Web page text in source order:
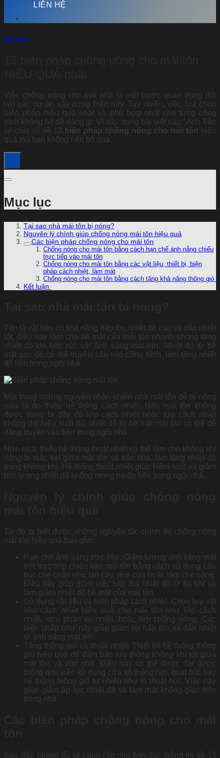
LIÊN HỆ
Kiến Thức
Việc chống nóng cho mái nhà là một bước quan trọng đối
với các dự án xây dựng hiện nay. Tuy nhiên, việc lựa chọn
biện pháp hiệu quả nhất và phù hợp nhất cho từng công
trình không hề dễ dàng gì. Vì vậy, trong bài viết này, Vĩnh Tân
sẽ chia sẻ về 13
biện pháp chống nóng cho mái tôn
hiệu
quả mà bạn không nên bỏ qua.
Mục lục
Tại sao nhà mái tôn bị nóng?
Nguyên lý chính giúp chống nóng mái tôn hiệu quả
Các biện pháp chống nóng cho mái tôn
Chống nóng cho mái tôn bằng cách hạn chế ánh nắng chiếu
trực tiếp vào mái tôn
Chống nóng cho mái tôn bằng các vật liệu, thiết bị, biện
pháp cách nhiệt, làm mát
Chống nóng cho mái tôn bằng cách tăng khả năng thông gió
Kết luận
Tôn là vật liệu có khả năng hấp thụ nhiệt độ cao và dẫn nhiệt
tốt, điều này làm cho bề mặt của mái tôn nhanh chóng tăng
nhiệt độ khi tiếp xúc với ánh sáng mặt trời. Nhiệt độ từ bề
mặt sau đó có thể truyền sâu vào công trình, làm tăng nhiệt
độ bên trong ngôi nhà.
Một trong những nguyên nhân khiến nhà mái tôn dễ bị nóng
nữa là do thiếu hệ thống cách nhiệt. Nếu mái tôn không
được trang bị đầy đủ lớp cách nhiệt hoặc lớp cách nhiệt
không đạt hiệu suất đủ, nhiệt độ từ bề mặt mái tôn có thể dễ
dàng truyền vào bên trong ngôi nhà.
Hơn nữa, thiếu hệ thống thoát nhiệt có thể làm cho không khí
nóng bị mắc kẹt giữa mái tôn và trần nhà, làm tăng nhiệt độ
trong không khí. Hệ thống thoát nhiệt giúp kiểm soát và giảm
bớt lượng nhiệt độ không mong muốn bên trong ngôi nhà.
Từ đó ta biết được những nguyên tắc chính để chống nóng
mái tôn hiệu quả bao gồm:
Hạn chế ánh sáng trực tiếp: Giảm lượng ánh sáng mặt
trời trực tiếp chiếu vào mái tôn bằng cách sử dụng cấu
trúc che chắn như tán cây, rèm cửa hoặc tấm che nắng.
Điều này giúp giảm việc hấp thụ nhiệt độ từ tia UV và
làm giảm nhiệt độ bề mặt của mái tôn.
Sử dụng vật liệu và biện pháp cách nhiệt: Chọn lựa vật
liệu cách nhiệt hiệu quả cho mái tôn như lớp cách
nhiệt, sơn phản xạ nhiệt, hoặc lớp chống nóng. Các
biện pháp như này giúp giảm sự hấp thụ và dẫn nhiệt
từ ánh sáng mặt trời.
Tăng thông gió và thoát nhiệt: Thiết kế hệ thống thông
gió hiệu quả để đảm bảo lưu thông không khí tốt giữa
mái tôn và trần nhà. Điều này có thể được đạt được
thông qua việc sử dụng cửa sổ thông hơi, quạt hút, hay
hệ thống thông gió tự nhiên như lỗ thoát hơi. Việc này
giúp giảm áp lực nhiệt độ và làm mát không gian bên
trong nhà.
Sau đây, chúng tôi sẽ cung cấp cho bạn đọc thông tin về 13